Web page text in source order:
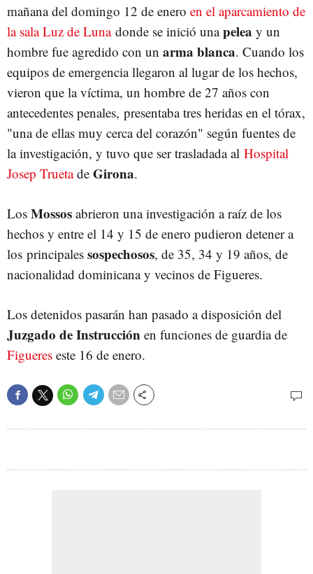
mañana del domingo 12 de enero en el aparcamiento de
la sala Luz de Lunadonde se inició unapelea y un
hombre fue agredido con un arma blanca. Cuando los
equipos de emergencia llegaron al lugar de los hechos,
vieron que la víctima, un hombre de 27 años con
antecedentes penales, presentaba tres heridas en el tórax,
"una de ellas muy cerca del corazón" según fuentes de
la investigación, y tuvo que ser trasladada al Hospital
Josep Truetade Girona.
Los Mossos abrieron una investigación a raíz de los
hechos y entre el 14 y 15 de enero pudieron detener a
los principales sospechosos, de 35, 34 y 19 años, de
nacionalidad dominicana y vecinos de Figueres.
Los detenidos pasarán han pasado a disposición del
Juzgado de Instrucción en funciones de guardia de
Figueres este 16 de enero.